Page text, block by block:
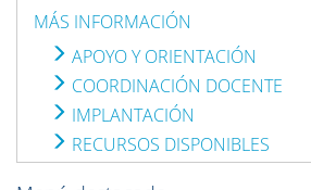
MÁS INFORMACIÓN
APOYO Y ORIENTACIÓN
COORDINACIÓN DOCENTE
IMPLANTACIÓN
RECURSOS DISPONIBLES